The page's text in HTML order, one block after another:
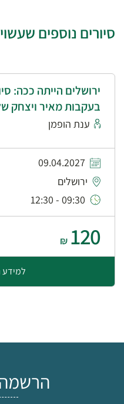
סיורים נוספים
ירושלים הייתה ככה:
בעקבות מאיר ויצחק
ענת הופמן
09.04.2027
ירושלים
09:30 - 12:30
120
₪
למידע
הרשמה